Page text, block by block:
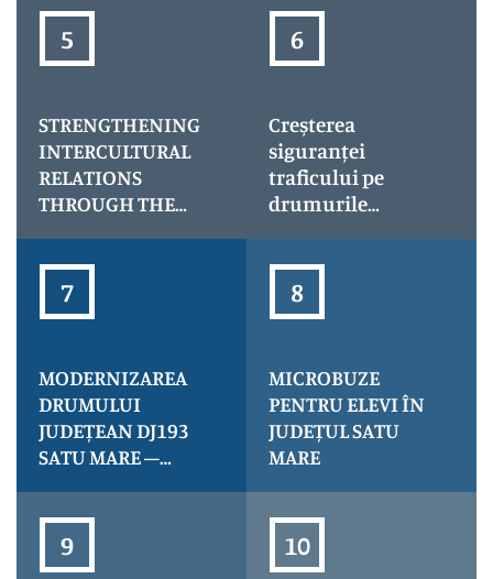
underlying
community
Climate Synergy
STRENGTHENING
INTERCULTURAL
RELATIONS
THROUGH THE
INSTITUTIONS IN
SATU MARE
SZATMÁR-BEREG
COUNTY –
CultuRO-HUb
Creșterea
siguranței
traficului pe
drumurile
– iluminarea
trecerilor de
MODERNIZAREA
DRUMULUI
JUDEȚEAN DJ193
SATU MARE –
MARAMUREȘ, KM
1+300 – 41+300
MICROBUZE
PENTRU ELEVI ÎN
JUDEȚUL SATU
MARE